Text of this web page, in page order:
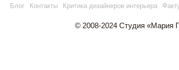
Блог
Контакты Критика дизайнеров интерьера
© 2008-2024 Студия «Мария